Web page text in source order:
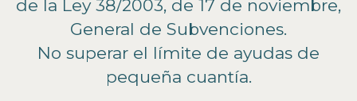
de la Ley 38/2003, de 17 de noviembre,
General de Subvenciones.
No superar el límite de ayudas de
pequeña cuantía.